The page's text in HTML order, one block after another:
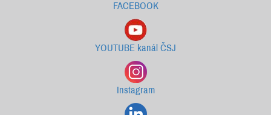
FACEBOOK
YOUTUBE kanál ČSJ
Instagram